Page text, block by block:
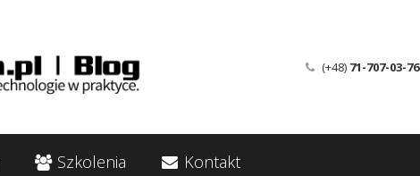
(+48) 71-707-03-76
Szkolenia Kontakt